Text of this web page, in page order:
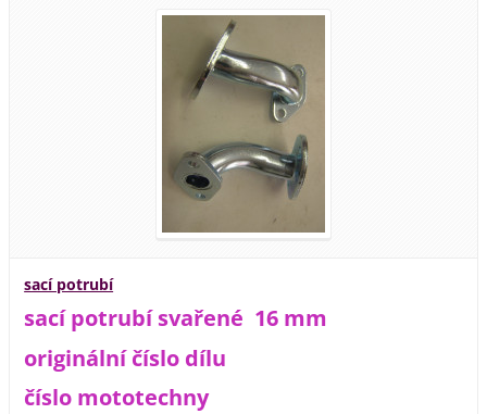
sací potrubí
sací potrubí svařené 16 mm
originální číslo dílu
číslo mototechny